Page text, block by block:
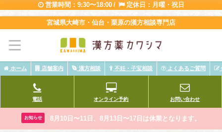
営業時間：9:30〜18:00 / 定休日：月曜・祝日
宮城県大崎市・仙台・栗原の漢方相談専門店
ホーム 店舗案内 漢方相談 不妊・子宝相談 よくあるご質問
電話 オンライン予約 お問い合わせ
お知らせ 8月10日〜11日、8月13日〜17日は休業となります。